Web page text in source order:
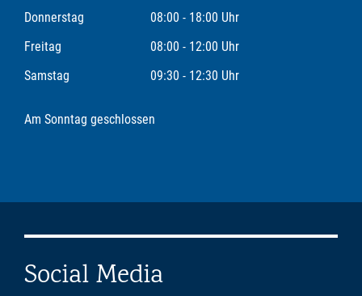
Donnerstag
08:00 - 18:00 Uhr
Freitag
08:00 - 12:00 Uhr
Samstag
09:30 - 12:30 Uhr
Am Sonntag geschlossen
Social Media